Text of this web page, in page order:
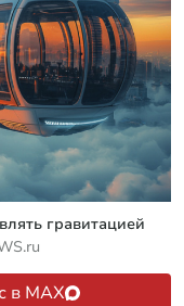
гравитацией
в MAX